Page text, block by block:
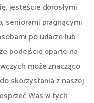
jesteście dorosłymi
seniorami pragnącymi
po udarze lub
podejście oparte na
może znacząco
skorzystania z naszej
Was w tych